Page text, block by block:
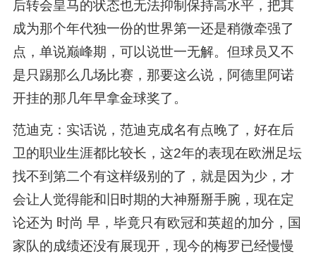
后转会皇马的状态也无法抑制保持高水平，把其
成为那个年代独一份的世界第一还是稍微牵强了
点，单说巅峰期，可以说世一无解。但球员又不
是只踢那么几场比赛，那要这么说，阿德里阿诺
开挂的那几年早拿金球奖了。
范迪克：实话说，范迪克成名有点晚了，好在后
卫的职业生涯都比较长，这2年的表现在欧洲足坛
找不到第二个有这样级别的了，就是因为少，才
会让人觉得能和旧时期的大神掰掰手腕，现在定
论还为 时尚 早，毕竟只有欧冠和英超的加分，国
家队的成绩还没有展现开，现今的梅罗已经慢慢